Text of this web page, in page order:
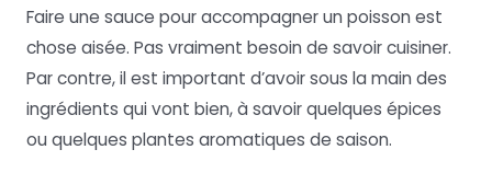
Faire une sauce pour accompagner un poisson est
chose aisée. Pas vraiment besoin de savoir cuisiner.
Par contre, il est important d’avoir sous la main des
ingrédients qui vont bien, à savoir quelques épices
ou quelques plantes aromatiques de saison.